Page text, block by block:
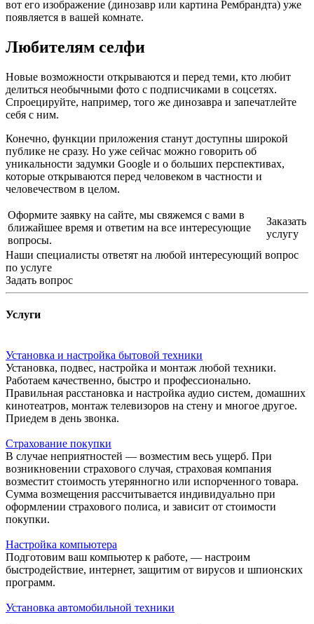
вот его изображение (динозавр или картина Рембрандта) уже
появляется в вашей комнате.
Любителям селфи
Новые возможности открываются и перед теми, кто любит
делиться необычными фото с подписчиками в соцсетях.
Спроецируйте, например, того же динозавра и запечатлейте
себя с ним.
Конечно, функции приложения станут доступны широкой
публике не сразу. Но уже сейчас можно говорить об
уникальности задумки Google и о больших перспективах,
которые открываются перед человеком в частности и
человечеством в целом.
Оформите заявку на сайте, мы свяжемся с вами в
ближайшее время и ответим на все интересующие
вопросы.
Заказать
услугу
Наши специалисты ответят на любой интересующий вопрос
по услуге
Задать вопрос
Услуги
Установка и настройка бытовой техники
Установка, подвес, настройка и монтаж любой техники.
Работаем качественно, быстро и профессионально.
Правильная расстановка и настройка аудио систем, домашних
кинотеатров, монтаж телевизоров на стену и многое другое.
Приедем в день звонка.
Страхование покупки
В случае неприятностей — возместим весь ущерб. При
возникновении страхового случая, страховая компания
возместит стоимость утерянногно или испорченного товара.
Сумма возмещения рассчитывается индивидуально при
оформлении страхового полиса, и зависит от стоимости
покупки.
Настройка компьютера
Подготовим ваш компьютер к работе, — настроим
быстродействие, интернет, защитим от вирусов и шпионских
программ.
Установка автомобильной техники